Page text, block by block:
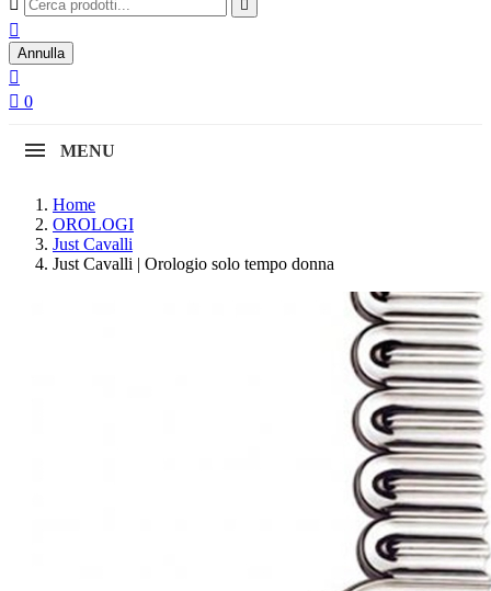
 

Annulla

 0
MENU
Home
OROLOGI
Just Cavalli
Just Cavalli | Orologio solo tempo donna